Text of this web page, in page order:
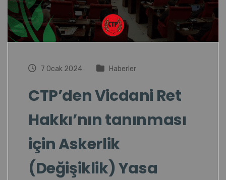
7 Ocak 2024 Haberler
CTP’den Vicdani Ret
Hakkı’nın tanınması
için Askerlik
(Değişiklik) Yasa